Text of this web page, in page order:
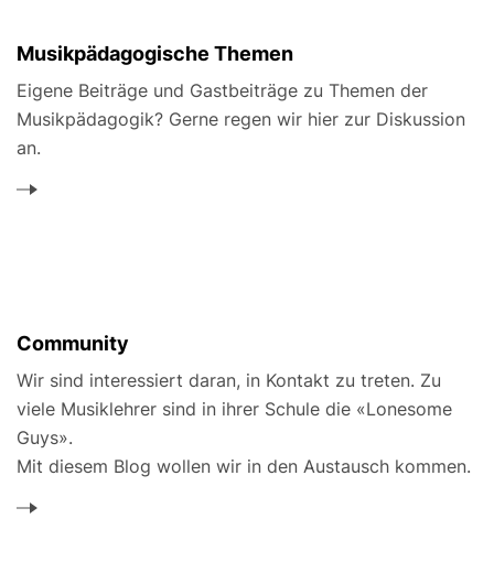
Musikpädagogische Themen
Eigene Beiträge und Gastbeiträge zu Themen der
Musikpädagogik? Gerne regen wir hier zur Diskussion
an.
Community
Wir sind interessiert daran, in Kontakt zu treten. Zu
viele Musiklehrer sind in ihrer Schule die «Lonesome
Guys».
Mit diesem Blog wollen wir in den Austausch kommen.